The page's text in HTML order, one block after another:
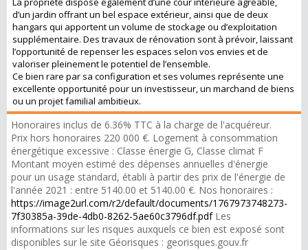
d’un jardin offrant un bel espace extérieur, ainsi que de deux
hangars qui apportent un volume de stockage ou d’exploitation
supplémentaire. Des travaux de rénovation sont à prévoir, laissant
l’opportunité de repenser les espaces selon vos envies et de
valoriser pleinement le potentiel de l’ensemble.
Ce bien rare par sa configuration et ses volumes représente une
excellente opportunité pour un investisseur, un marchand de biens
ou un projet familial ambitieux.
Honoraires inclus de 6.36% TTC à la charge de l'acquéreur.
Prix hors honoraires 220 000 €. Logement à consommation
énergétique excessive : Classe énergie G, Classe climat F
Montant moyen estimé des dépenses annuelles d'énergie
pour un usage standard, établi à partir des prix de l'énergie de
l'année 2021 : entre 5140.00 et 5140.00 €. Nos honoraires :
https://image2url.com/r2/default/documents/1767973748273-
7f30385a-39de-4db0-8262-5ae60c3796df.pdfLes
informations sur les risques auxquels ce bien est exposé sont
disponibles sur le site Géorisques : georisques.gouv.fr